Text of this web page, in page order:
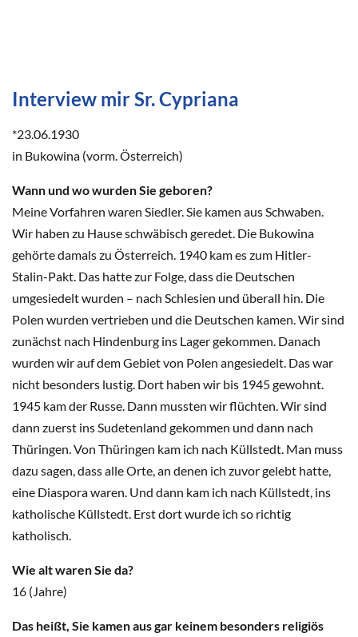
Interview mir Sr. Cypriana
*23.06.1930
in Bukowina (vorm. Österreich)
Wann und wo wurden Sie geboren?
Meine Vorfahren waren Siedler. Sie kamen aus Schwaben.
Wir haben zu Hause schwäbisch geredet. Die Bukowina
gehörte damals zu Österreich. 1940 kam es zum Hitler-
Stalin-Pakt. Das hatte zur Folge, dass die Deutschen
umgesiedelt wurden – nach Schlesien und überall hin. Die
Polen wurden vertrieben und die Deutschen kamen. Wir sind
zunächst nach Hindenburg ins Lager gekommen. Danach
wurden wir auf dem Gebiet von Polen angesiedelt. Das war
nicht besonders lustig. Dort haben wir bis 1945 gewohnt.
1945 kam der Russe. Dann mussten wir flüchten. Wir sind
dann zuerst ins Sudetenland gekommen und dann nach
Thüringen. Von Thüringen kam ich nach Küllstedt. Man muss
dazu sagen, dass alle Orte, an denen ich zuvor gelebt hatte,
eine Diaspora waren. Und dann kam ich nach Küllstedt, ins
katholische Küllstedt. Erst dort wurde ich so richtig
katholisch.
Wie alt waren Sie da?
16 (Jahre)
Das heißt, Sie kamen aus gar keinem besonders religiös